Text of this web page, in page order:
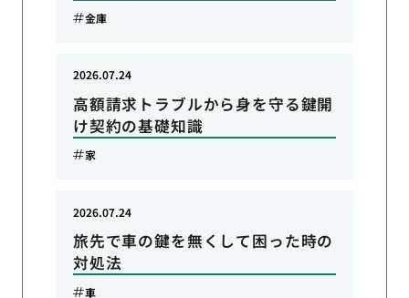
金庫
高額請求トラブルから身を守る鍵開
け契約の基礎知識
2026.07.24
家
旅先で車の鍵を無くして困った時の
対処法
2026.07.24
車